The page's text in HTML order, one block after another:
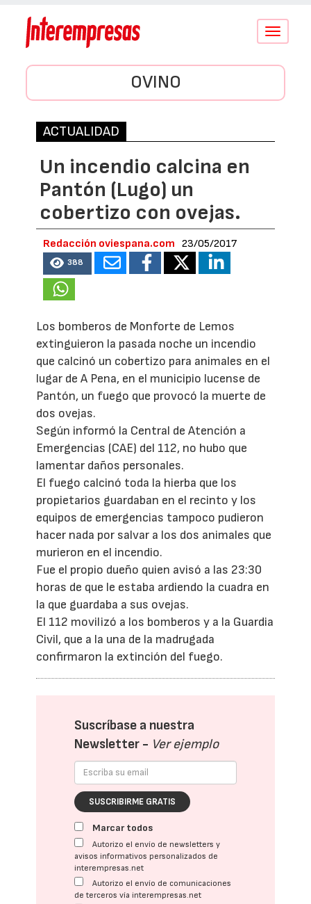
Conmutar
OVINO
ACTUALIDAD
Un incendio calcina en
Pantón (Lugo) un
cobertizo con ovejas.
Redacción oviespana.com 23/05/2017
388
Los bomberos de Monforte de Lemos
extinguieron la pasada noche un incendio
que calcinó un cobertizo para animales en el
lugar de A Pena, en el municipio lucense de
Pantón, un fuego que provocó la muerte de
dos ovejas.
Según informó la Central de Atención a
Emergencias (CAE) del 112, no hubo que
lamentar daños personales.
El fuego calcinó toda la hierba que los
propietarios guardaban en el recinto y los
equipos de emergencias tampoco pudieron
hacer nada por salvar a los dos animales que
murieron en el incendio.
Fue el propio dueño quien avisó a las 23:30
horas de que le estaba ardiendo la cuadra en
la que guardaba a sus ovejas.
El 112 movilizó a los bomberos y a la Guardia
Civil, que a la una de la madrugada
confirmaron la extinción del fuego.
Suscríbase a nuestra
Newsletter - Ver ejemplo
SUSCRIBIRME GRATIS
Marcar todos
Autorizo el envío de newsletters y
avisos informativos personalizados de
interempresas.net
Autorizo el envío de comunicaciones
de terceros vía interempresas.net